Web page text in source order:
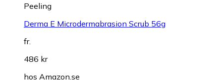
Peeling
Derma E Microdermabrasion Scrub 56g
fr.
486 kr
hos Amazon.se